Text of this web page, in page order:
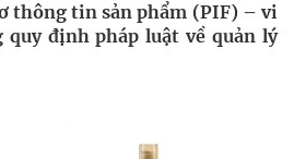
thông tin sản phẩm (PIF) – vi
định pháp luật về quản lý